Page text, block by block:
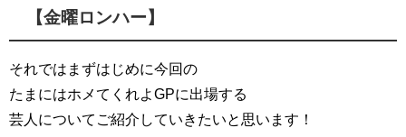
【金曜ロンハー】
それではまずはじめに今回の
たまにはホメてくれよGPに出場する
芸人についてご紹介していきたいと思います！